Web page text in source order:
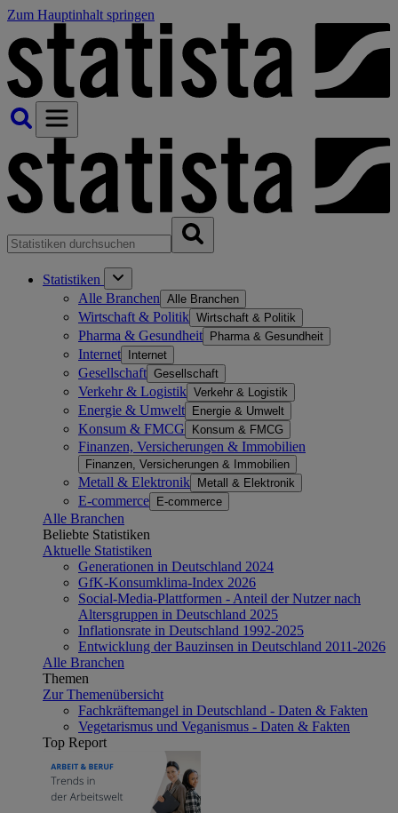
Zum Hauptinhalt springen
Statistiken
Alle Branchen Alle Branchen
Wirtschaft & Politik Wirtschaft & Politik
Pharma & Gesundheit Pharma & Gesundheit
Internet Internet
Gesellschaft Gesellschaft
Verkehr & Logistik Verkehr & Logistik
Energie & Umwelt Energie & Umwelt
Konsum & FMCG Konsum & FMCG
Finanzen, Versicherungen & Immobilien
Finanzen, Versicherungen & Immobilien
Metall & Elektronik Metall & Elektronik
E-commerce E-commerce
Alle Branchen
Beliebte Statistiken
Aktuelle Statistiken
Generationen in Deutschland 2024
GfK-Konsumklima-Index 2026
Social-Media-Plattformen - Anteil der Nutzer nach
Altersgruppen in Deutschland 2025
Inflationsrate in Deutschland 1992-2025
Entwicklung der Bauzinsen in Deutschland 2011-2026
Alle Branchen
Themen
Zur Themenübersicht
Fachkräftemangel in Deutschland - Daten & Fakten
Vegetarismus und Veganismus - Daten & Fakten
Top Report